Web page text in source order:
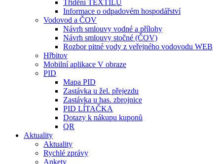
Třídění TEXTILU
Informace o odpadovém hospodářství
Vodovod a ČOV
Návrh smlouvy vodné a přílohy
Návrh smlouvy stočné (ČOV)
Rozbor pitné vody z veřejného vodovodu WEB
Hřbitov
Mobilní aplikace V obraze
PID
Mapa PID
Zastávka u žel. přejezdu
Zastávka u has. zbrojnice
PID LÍTAČKA
Dotazy k nákupu kuponů
QR
Aktuality
Aktuality
Rychlé zprávy
Ankety